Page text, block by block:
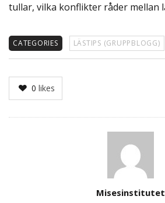
tullar, vilka konflikter råder mellan
CATEGORIES LÄSTIPS (GRUPPBLOGG)
0 likes
Misesinstitutet